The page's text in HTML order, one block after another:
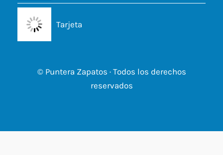
Tarjeta
© Puntera Zapatos · Todos los derechos
reservados